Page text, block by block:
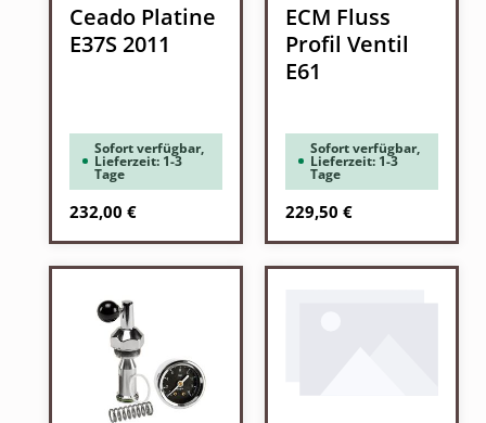
Ceado Platine
E37S 2011
Sofort verfügbar,
Lieferzeit: 1-3
Tage
Regulärer Preis:
232,00 €
ECM Fluss
Profil Ventil
E61
Sofort verfügbar,
Lieferzeit: 1-3
Tage
Regulärer Preis:
229,50 €